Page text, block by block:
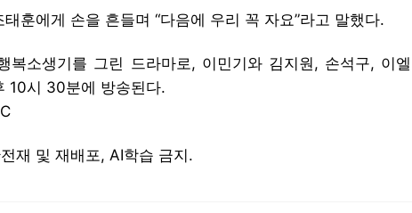
훈에게 손을 흔들며 “다음에 우리 꼭 자요”라고 말했다.
복소생기를 그린 드라마로, 이민기와 김지원, 손석구, 이엘
10시 30분에 방송된다.
재 및 재배포, AI학습 금지.